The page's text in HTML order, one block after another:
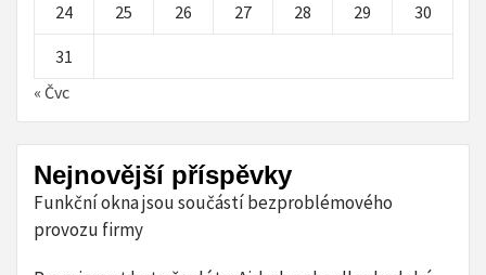
24 25 26 27 28 29 30
31
« Čvc
Nejnovější příspěvky
Funkční okna jsou součástí bezproblémového
provozu firmy